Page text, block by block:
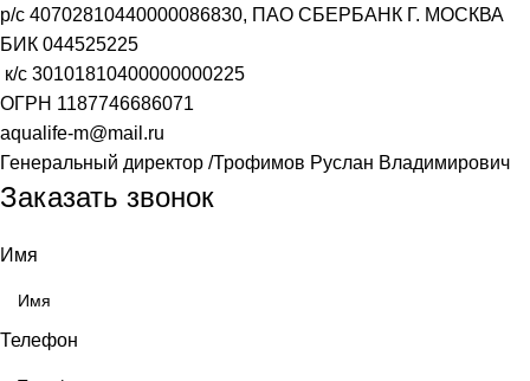
р/с 40702810440000086830, ПАО СБЕРБАНК Г. МОСКВА
БИК 044525225
к/с 30101810400000000225
ОГРН 1187746686071
aqualife-m@mail.ru
Генеральный директор /Трофимов Руслан Владимирович
Заказать звонок
Имя
Телефон